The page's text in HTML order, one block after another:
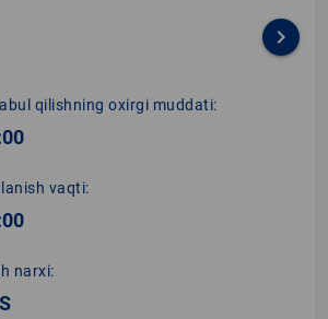
keyboard_arrow_right
qilishning oxirgi muddati:
vaqti:
narxi: